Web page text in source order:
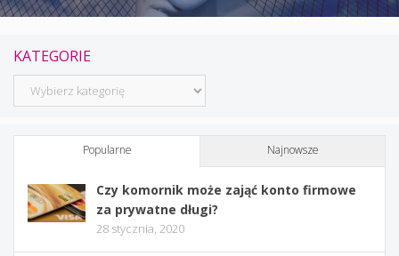
KATEGORIE
Kategorie
Popularne Najnowsze
Czy komornik może zająć konto firmowe
za prywatne długi?
28 stycznia, 2020